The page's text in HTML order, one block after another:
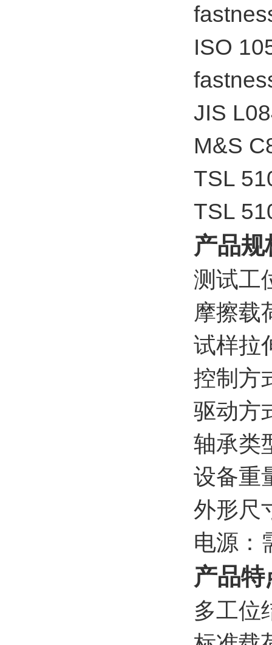
ISO
JIS
M&S
TSL
TSL
产品规
测试工
摩擦载
试样拉
控制方
驱动方
轴承类
设备重
外形尺
电源：
产品特
多工位